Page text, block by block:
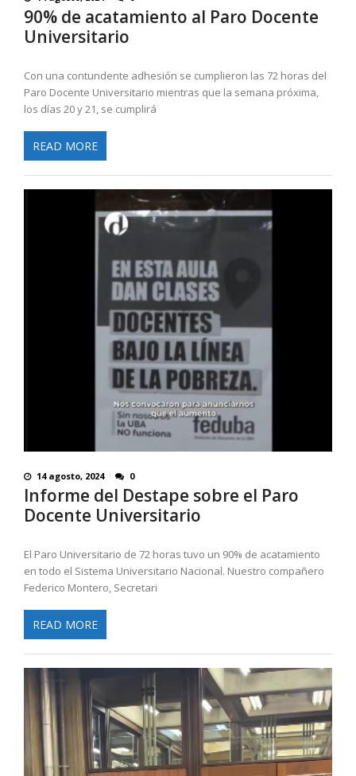
90% de acatamiento al Paro Docente
Universitario
Con una contundente adhesión se cumplieron las 72 horas del
Paro Docente Universitario mientras que la semana próxima,
los días 20 y 21, se cumplirá
READ MORE
14 agosto, 2024 0
Informe del Destape sobre el Paro
Docente Universitario
El Paro Universitario de 72 horas tuvo un 90% de acatamiento
en todo el Sistema Universitario Nacional. Nuestro compañero
Federico Montero, Secretari
READ MORE